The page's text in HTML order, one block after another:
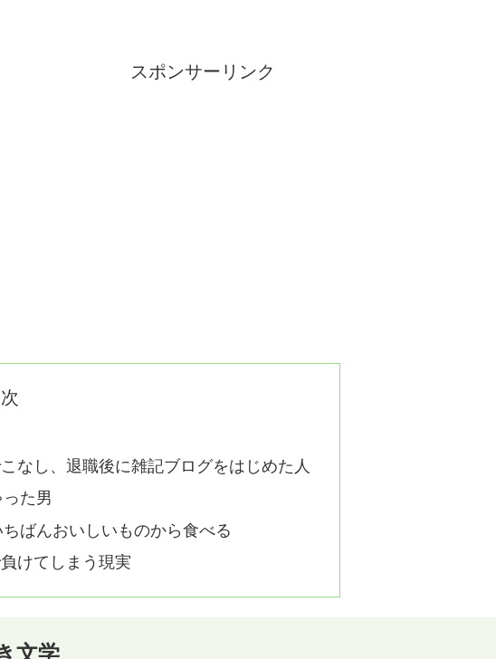
スポンサーリンク
なし、退職後に雑記ブログをはじめた人
た男
ばんおいしいものから食べる
けてしまう現実
文学